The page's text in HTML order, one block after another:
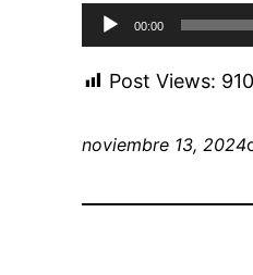
Reproductor
de
audio
00:00
Post Views: 910
noviembre 13, 2024